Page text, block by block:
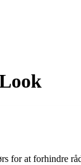
for at forhindre